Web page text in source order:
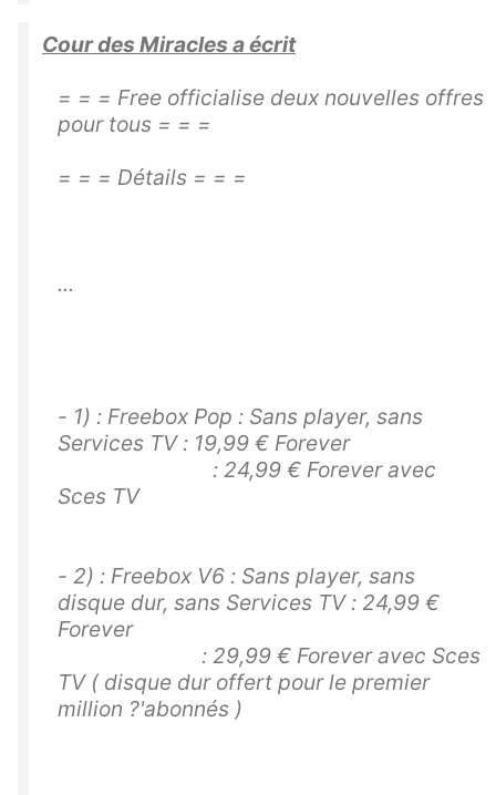
Cour des Miracles a écrit
= = = Free officialise deux nouvelles offres
pour tous = = =
= = = Détails = = =
...
- 1) : Freebox Pop : Sans player, sans
Services TV : 19,99 € Forever
: 24,99 € Forever avec
Sces TV
- 2) : Freebox V6 : Sans player, sans
disque dur, sans Services TV : 24,99 €
Forever
: 29,99 € Forever avec Sces
TV ( disque dur offert pour le premier
million ?'abonnés )